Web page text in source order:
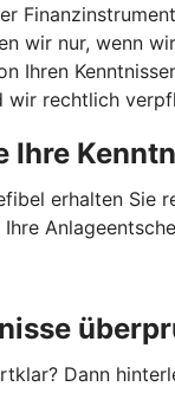
wir nur, wenn
Ihren
wir rechtlich
Ihre
erhalten Sie
Dann